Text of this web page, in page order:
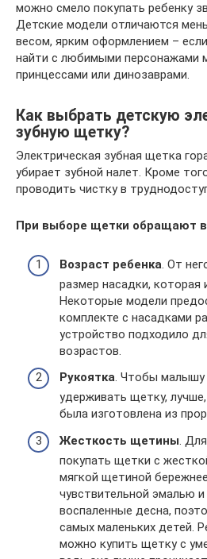
можно смело покупать ребенку
Детские модели отличаются
весом, ярким оформлением –
найти с любимыми персонажами
принцессами или динозаврами.
Как выбрать детскую
зубную щетку?
Электрическая зубная щетка
убирает зубной налет. Кроме
проводить чистку в
При выборе щетки обращают
Возраст ребенка. От
размер насадки, которая
Некоторые модели
комплекте с насадками
устройство подходило
возрастов.
Рукоятка. Чтобы малышу
удерживать щетку,
была изготовлена из
Жесткость щетины.
покупать щетки с
мягкой щетиной
чувствительной эмалью
воспаленные десна,
самых маленьких детей.
можно купить щетку с